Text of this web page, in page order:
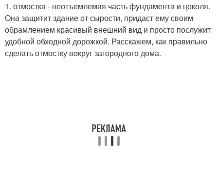
1. отмостка - неотъемлемая часть фундамента и цоколя.
Она защитит здание от сырости, придаст ему своим
обрамлением красивый внешний вид и просто послужит
удобной обходной дорожкой. Расскажем, как правильно
сделать отмостку вокруг загородного дома.